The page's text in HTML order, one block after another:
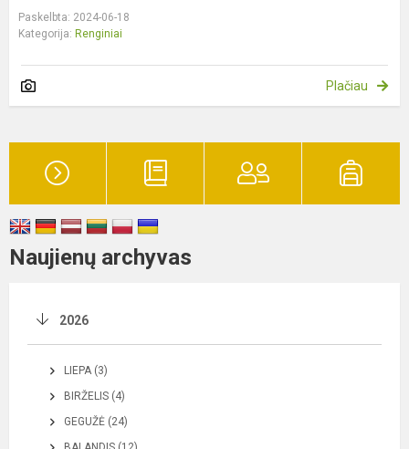
Paskelbta: 2024-06-18
Kategorija: Renginiai
Plačiau
Naujienų archyvas
2026
LIEPA (3)
BIRŽELIS (4)
GEGUŽĖ (24)